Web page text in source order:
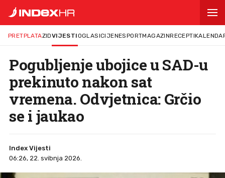
PRETPLATAZIDVIJESTIOGLASICIJENESPORTMAGAZINRECEPTI
Pogubljenje ubojice u SAD-u
prekinuto nakon sat
vremena. Odvjetnica: Grčio
se i jaukao
Index Vijesti
06:26, 22. svibnja 2026.